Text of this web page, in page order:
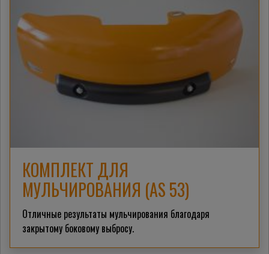
КОМПЛЕКТ ДЛЯ
МУЛЬЧИРОВАНИЯ (AS 53)
Отличные результаты мульчирования благодаря
закрытому боковому выбросу.